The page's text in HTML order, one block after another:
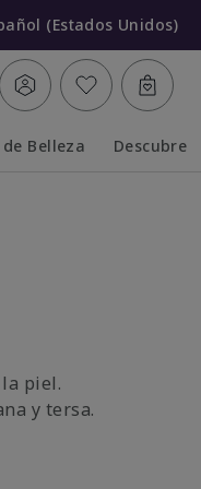
(Estados Unidos)
Belleza Descubre
piel.
y tersa.